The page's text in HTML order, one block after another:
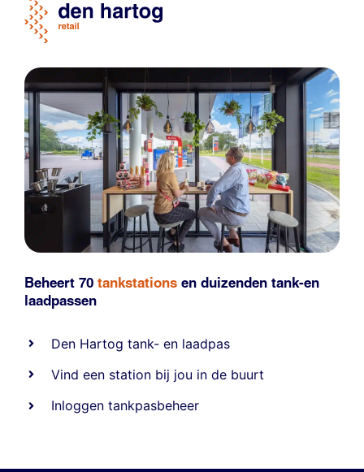
Beheert 70 tankstations en duizenden tank-en
laadpassen
Den Hartog tank- en laadpas
Vind een station bij jou in de buurt
Inloggen tankpasbeheer